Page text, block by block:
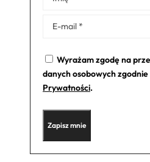
Wyrażam zgodę na
danych osobowych zgodnie
Prywatności.